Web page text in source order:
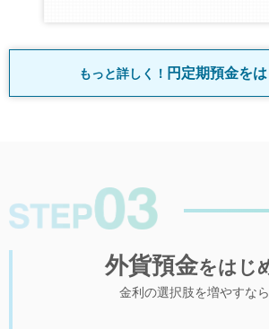
もっと詳しく！ 円定期預金を
外貨預金をはじ
金利の選択肢を増やすなら